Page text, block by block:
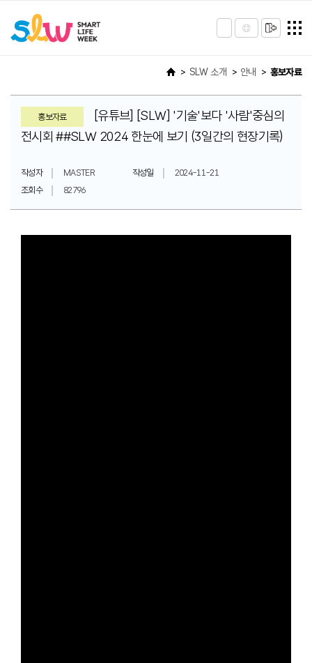
SLW 소개 안내 홍보자료
홍보자료
[유튜브] [SLW] '기술'보다 '사람'중심의
전시회 ##SLW 2024 한눈에 보기 (3일간의 현장기록)
작성자 MASTER 작성일
2024-11-21
조회수
82796